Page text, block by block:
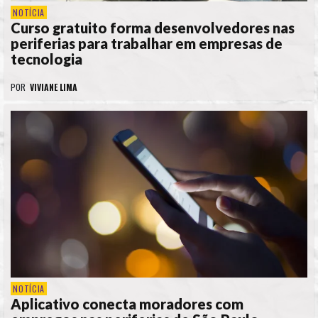
NOTÍCIA
Curso gratuito forma desenvolvedores nas
periferias para trabalhar em empresas de
tecnologia
POR VIVIANE LIMA
NOTÍCIA
Aplicativo conecta moradores com